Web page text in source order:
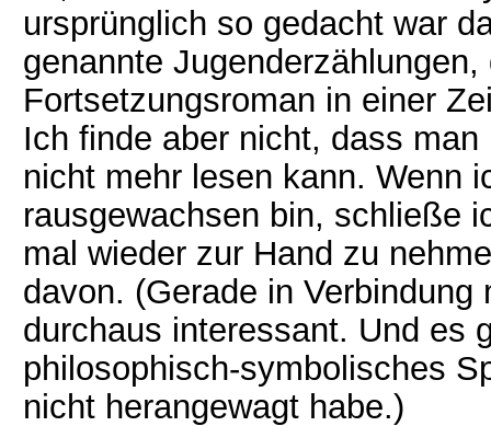
ursprünglich so gedacht war
genannte
Fortsetzungsroman in einer
Ich finde aber nicht, dass
nicht mehr lesen kann. Wenn
rausgewachsen bin, schließe
mal wieder zur Hand zu
davon. (Gerade in
durchaus interessant. Und es
philosophisch-symbolisches
nicht herangewagt habe.)